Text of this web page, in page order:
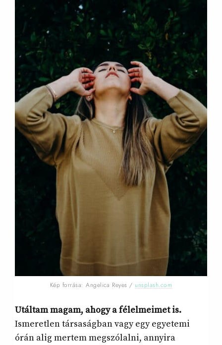
Kép forrása: Angelica Reyes / unsplash.com
Utáltam magam, ahogy a félelmeimet is.
Ismeretlen társaságban vagy egy egyetemi
órán alig mertem megszólalni, annyira